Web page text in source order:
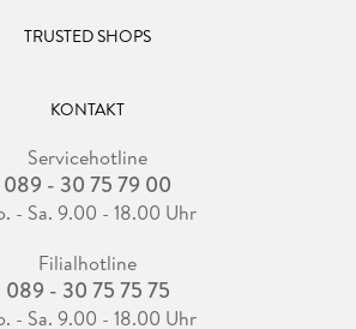
TRUSTED SHOPS
KONTAKT
Servicehotline
089 - 30 75 79 00
- Sa. 9.00 - 18.00 Uhr
Filialhotline
089 - 30 75 75 75
- Sa. 9.00 - 18.00 Uhr